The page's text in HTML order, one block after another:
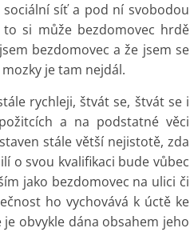
síť a pod ní svobodou
si může bezdomovec hrdě
bezdomovec a že jsem se
je tam nejdál.
rychleji, štvát se, štvát se i
a na podstatné věci
stále větší nejistotě, zda
o svou kvalifikaci bude vůbec
jako bezdomovec na ulici či
ho vychovává k úctě ke
obvykle dána obsahem jeho